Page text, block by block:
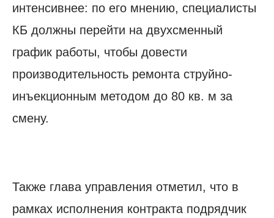
интенсивнее: по его мнению, специалисты
КБ должны перейти на двухсменный
график работы, чтобы довести
производительность ремонта струйно-
инъекционным методом до 80 кв. м за
смену.
Также глава управления отметил, что в
рамках исполнения контракта подрядчик